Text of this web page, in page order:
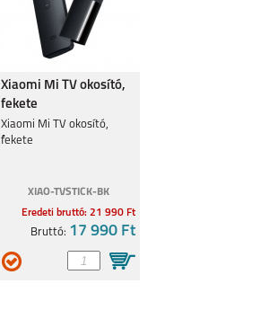
Xiaomi Mi TV okosító,
fekete
Xiaomi Mi TV okosító,
fekete
XIAO-TVSTICK-BK
Eredeti bruttó: 21 990 Ft
Bruttó: 17 990 Ft